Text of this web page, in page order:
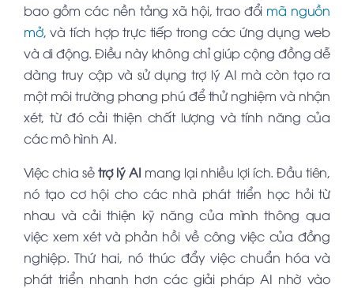
bao gồm các nền tảng xã hội, trao đổi mã nguồn
mở, và tích hợp trực tiếp trong các ứng dụng web
và di động. Điều này không chỉ giúp cộng đồng dễ
dàng truy cập và sử dụng trợ lý AI mà còn tạo ra
một môi trường phong phú để thử nghiệm và nhận
xét, từ đó cải thiện chất lượng và tính năng của
các mô hình AI.
Việc chia sẻtrợ lý AI mang lại nhiều lợi ích. Đầu tiên,
nó tạo cơ hội cho các nhà phát triển học hỏi từ
nhau và cải thiện kỹ năng của mình thông qua
việc xem xét và phản hồi về công việc của đồng
nghiệp. Thứ hai, nó thúc đẩy việc chuẩn hóa và
phát triển nhanh hơn các giải pháp AI nhờ vào